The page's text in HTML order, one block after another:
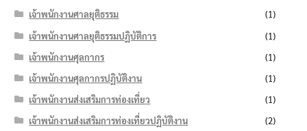
เจ้าพนักงานศาลยุติธรรม
(1)
เจ้าพนักงานศาลยุติธรรมปฏิบัติการ
(1)
เจ้าพนักงานศุลกากร
(1)
เจ้าพนักงานศุลกากรปฏิบัติงาน
(1)
เจ้าพนักงานส่งเสริมการท่องเที่ยว
(1)
เจ้าพนักงานส่งเสริมการท่องเที่ยวปฏิบัติงาน
(2)